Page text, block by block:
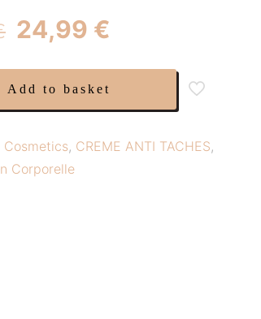
Original
price
was:
39,99 €.
24,99 €
is:
24,99 €.
Add to basket
Cosmetics, CREME ANTI TACHES,
Corporelle